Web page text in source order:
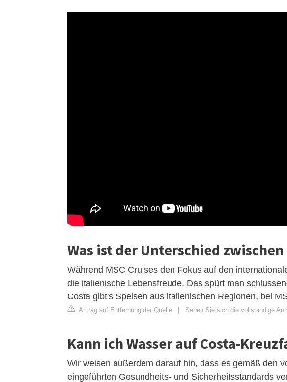
Was ist der Unterschied zwischen
Während MSC Cruises den Fokus auf den
die italienische Lebensfreude. Das spürt man
Costa gibt's Speisen aus italienischen Regionen, bei
Antrag auf Entfernung der Quelle | Sehen Sie sich die vollständige
Kann ich Wasser auf Costa-
Wir weisen außerdem darauf hin, dass es gemäß den
eingeführten Gesundheits- und Sicherheitsstandards